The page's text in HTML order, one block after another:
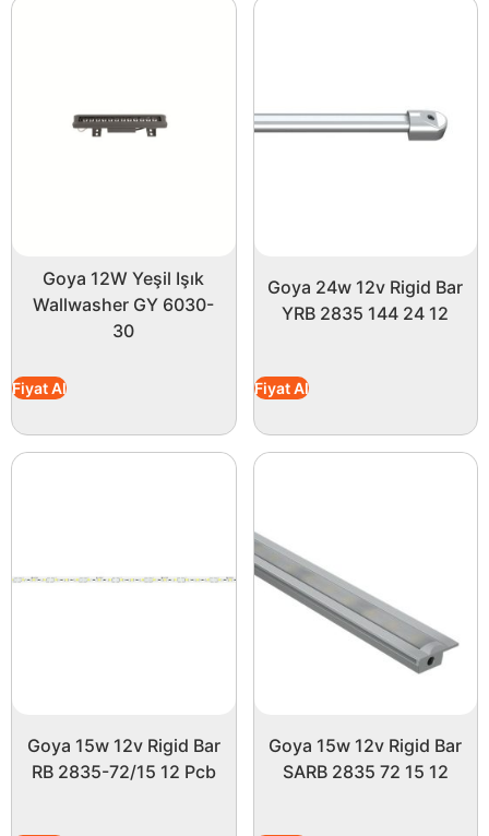
Goya 12W Yeşil Işık
Wallwasher GY 6030-
30
Fiyat Al
Goya 24w 12v Rigid Bar
YRB 2835 144 24 12
Fiyat Al
Goya 15w 12v Rigid Bar
RB 2835-72/15 12 Pcb
Goya 15w 12v Rigid Bar
SARB 2835 72 15 12